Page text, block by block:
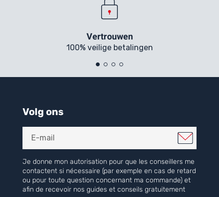
Vertrouwen
100% veilige betalingen
Volg ons
Je donne mon autorisation pour que les conseillers me
contactent si nécessaire (par exemple en cas de retard
ou pour toute question concernant ma commande) et
afin de recevoir nos guides et conseils gratuitement